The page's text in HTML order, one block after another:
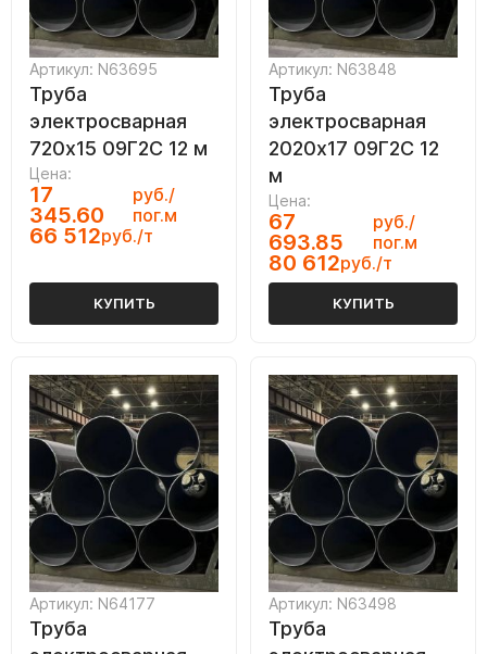
Артикул: N63695
Труба
электросварная
720х15 09Г2С 12 м
Цена:
17
345.60
руб./
пог.м
66 512руб./т
КУПИТЬ
Артикул: N63848
Труба
электросварная
2020х17 09Г2С 12
м
Цена:
67
693.85
руб./
пог.м
80 612руб./т
КУПИТЬ
Артикул: N64177
Труба
Артикул: N63498
Труба